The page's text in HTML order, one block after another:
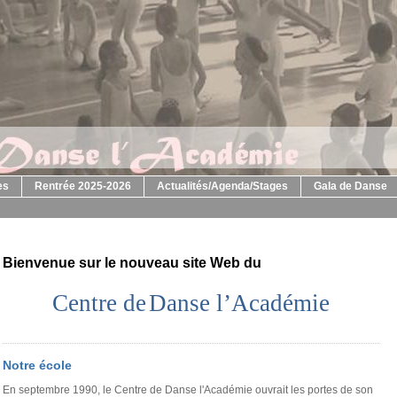
Rentrée 2025-2026 Actualités/Agenda/Stages Gala de Danse
Bienvenue sur le nouveau site Web du
Centre deDanse l’Académie
Notre école
En septembre 1990, le Centre de Danse l'Académie ouvrait les portes de son